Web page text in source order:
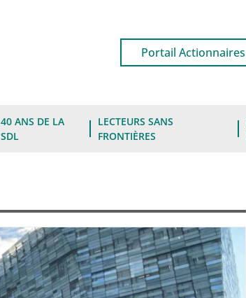
Portail Actionnaires
40 ANS DE LA
SDL
LECTEURS SANS
FRONTIÈRES